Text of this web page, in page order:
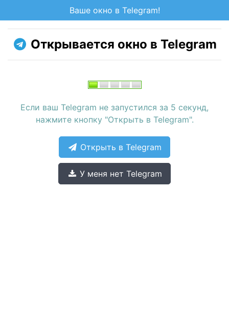
Ваше окно в Telegram!
Открывается окно в Telegram
Если ваш Telegram не запустился за 5 секунд,
нажмите кнопку "Открыть в Telegram".
Открыть в Telegram
У меня нет Telegram